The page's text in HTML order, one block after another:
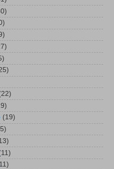
(19)